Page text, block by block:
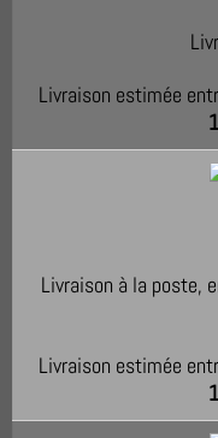
Livraison estimée
Livraison à la poste,
Livraison estimée